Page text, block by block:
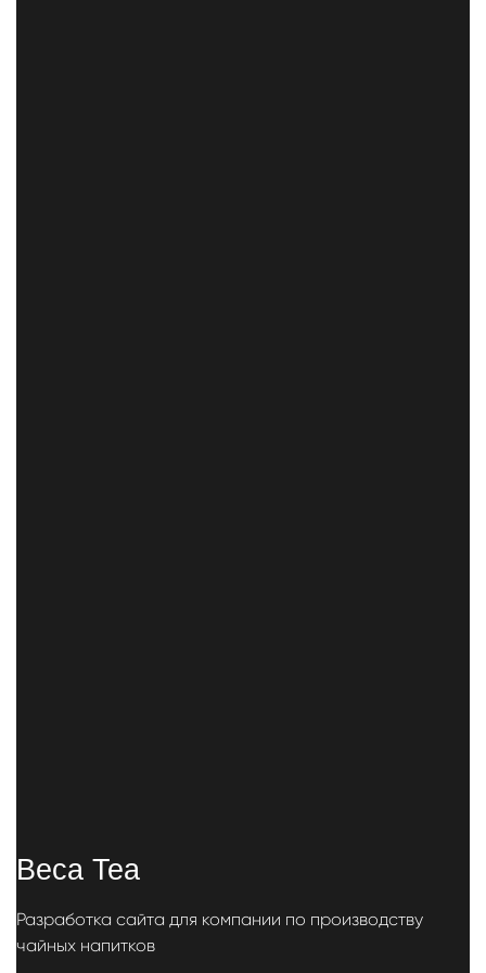
Beca Tea
Разработка сайта для компании по производству
чайных напитков